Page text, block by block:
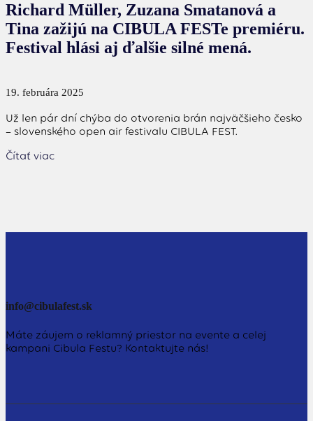
Richard Müller, Zuzana Smatanová a
Tina zažijú na CIBULA FESTe premiéru.
Festival hlási aj ďalšie silné mená.
19. februára 2025
Už len pár dní chýba do otvorenia brán najväčšieho česko
– slovenského open air festivalu CIBULA FEST.
Čítať viac
info@cibulafest.sk
Máte záujem o reklamný priestor na evente a celej
kampani Cibula Festu? Kontaktujte nás!